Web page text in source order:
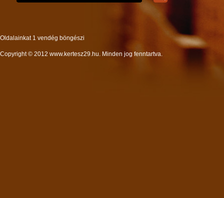
Oldalainkat 1 vendég böngészi
Copyright © 2012 www.kertesz29.hu. Minden jog fenntartva.